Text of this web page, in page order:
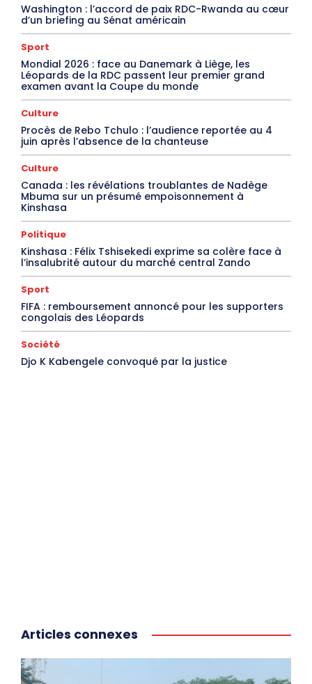
Washington : l’accord de paix RDC-Rwanda au cœur
d’un briefing au Sénat américain
Sport
Mondial 2026 : face au Danemark à Liège, les
Léopards de la RDC passent leur premier grand
examen avant la Coupe du monde
Culture
Procès de Rebo Tchulo : l’audience reportée au 4
juin après l’absence de la chanteuse
Culture
Canada : les révélations troublantes de Nadège
Mbuma sur un présumé empoisonnement à
Kinshasa
Politique
Kinshasa : Félix Tshisekedi exprime sa colère face à
l’insalubrité autour du marché central Zando
Sport
FIFA : remboursement annoncé pour les supporters
congolais des Léopards
Société
Djo K Kabengele convoqué par la justice
Articles connexes